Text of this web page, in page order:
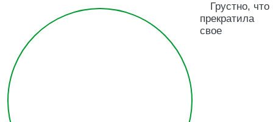
Грустно, что
прекратила
свое